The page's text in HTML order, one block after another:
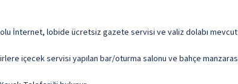
İnternet, lobide ücretsiz gazete servisi ve valiz dolabı
içecek servisi yapılan bar/oturma salonu ve bahçe